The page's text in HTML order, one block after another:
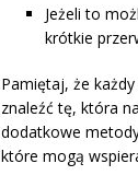
Jeżeli to
krótkie
Pamiętaj, że
znaleźć tę, która
dodatkowe
które mogą